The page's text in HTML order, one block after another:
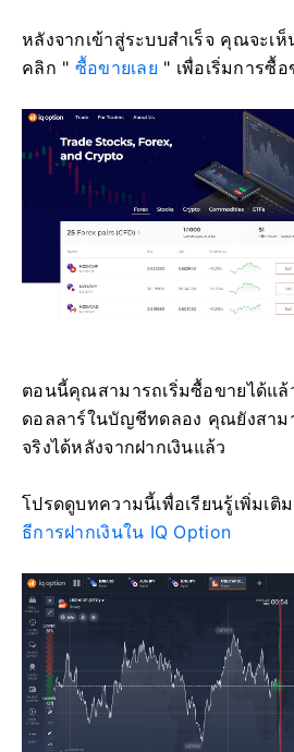
หลังจากเข้าสู่ระบบสำเร็จ คุณจะเ
คลิก " ซื้อขายเลย " เพื่อเริ่มการซื้อ
ตอนนี้คุณสามารถเริ่มซื้อขายได้แล้
ดอลลาร์ในบัญชีทดลอง คุณยังสา
จริงได้หลังจากฝากเงินแล้ว
โปรดดูบทความนี้เพื่อเรียนรู้เพิ่มเติ
ธีการฝากเงินใน IQ Option